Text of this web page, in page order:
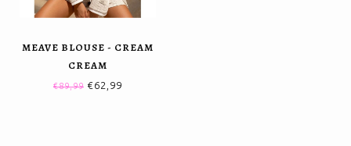
MEAVE BLOUSE - CREAM
CREAM
€89,99 €62,99